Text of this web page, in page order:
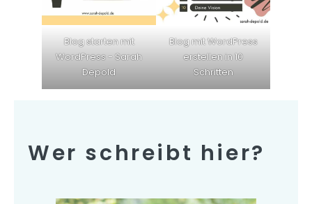
Blog starten mit
WordPress - Sarah
Depold
Blog mit WordPress
erstellen in 10
Schritten
Wer schreibt hier?